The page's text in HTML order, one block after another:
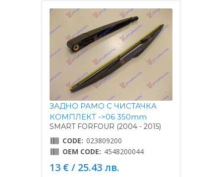
ЗАДНО РАМО С ЧИСТАЧКА
КОМПЛЕКТ ->06 350mm
SMART FORFOUR (2004 - 2015)
CODE: 023809200
OEM CODE: 4548200044
13 € / 25.43 лв.